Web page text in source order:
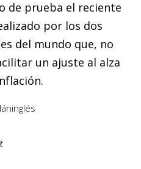
de prueba el reciente
por los dos
del mundo que, no
un ajuste al alza
inglés